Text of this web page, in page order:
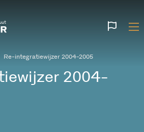
Re-integratiewijzer 2004-2005
2004-